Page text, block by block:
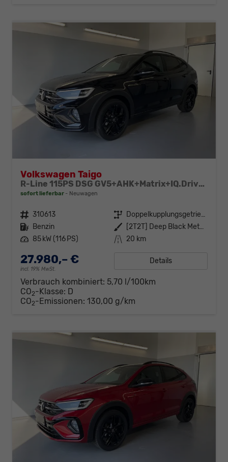
Volkswagen Taigo
R-Line 115PS DSG GV5+AHK+Matrix+IQ.Drive+Black+Keyless+Alu18+Cam+Sitzheiz
sofort lieferbar Neuwagen
Fahrzeugnr. 310613 Getriebe
Doppelkupplungsgetriebe (DSG)
Kraftstoff Benzin Außenfarbe
[2T2T] Deep Black Metallic
Leistung 85 kW (116 PS) Kilometerstand 20 km
27.980,– €
incl. 19% MwSt.
Details
Verbrauch kombiniert: 5,70 l/100km
CO2-Klasse: D
CO2-Emissionen: 130,00 g/km